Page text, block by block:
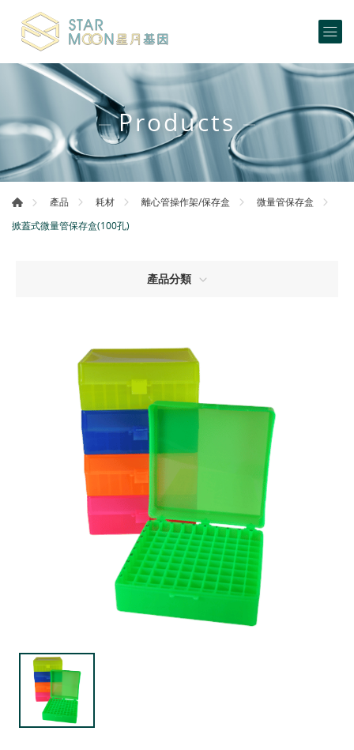
Products
產品 耗材 離心管操作架/保存盒
微量管保存盒
掀蓋式微量管保存盒(100孔)
產品分類